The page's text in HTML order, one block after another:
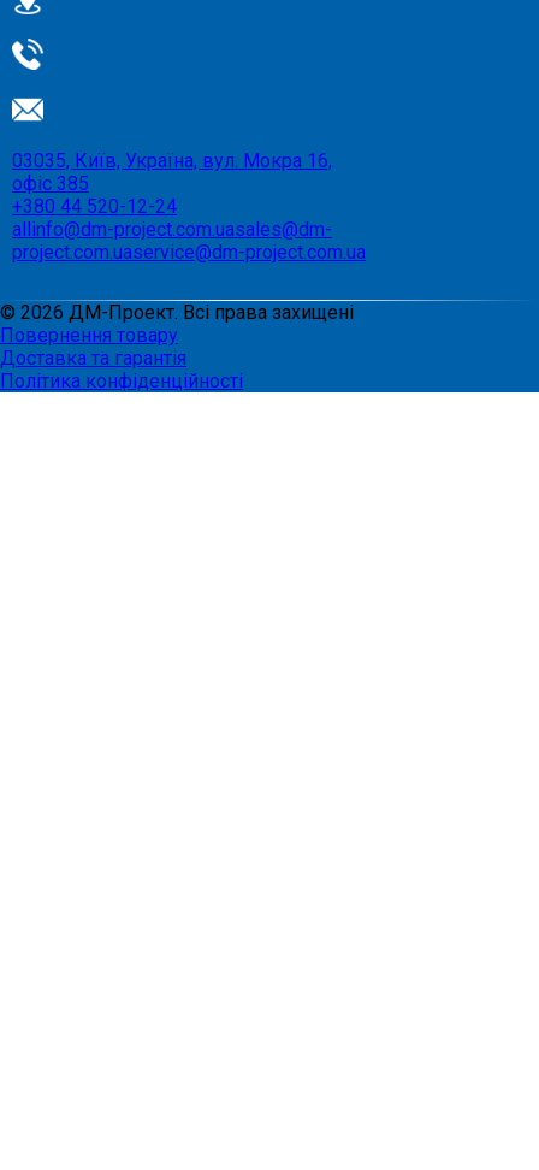
03035, Київ, Україна, вул. Мокра 16,
офіс 385
+380 44 520-12-24
allinfo@dm-project.com.uasales@dm-
project.com.uaservice@dm-project.com.ua
© 2026 ДМ-Проект. Всі права захищені
Повернення товару
Доставка та гарантія
Політика конфіденційності